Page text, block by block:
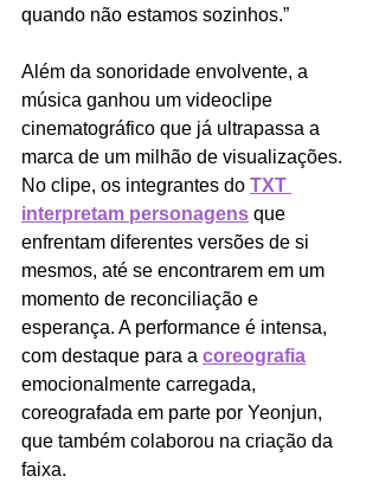
quando não estamos sozinhos.”
Além da sonoridade envolvente, a
música ganhou um videoclipe
cinematográfico que já ultrapassa a
marca de um milhão de visualizações.
No clipe, os integrantes do TXT
interpretam personagens que
enfrentam diferentes versões de si
mesmos, até se encontrarem em um
momento de reconciliação e
esperança. A performance é intensa,
com destaque para a coreografia
emocionalmente carregada,
coreografada em parte por Yeonjun,
que também colaborou na criação da
faixa.